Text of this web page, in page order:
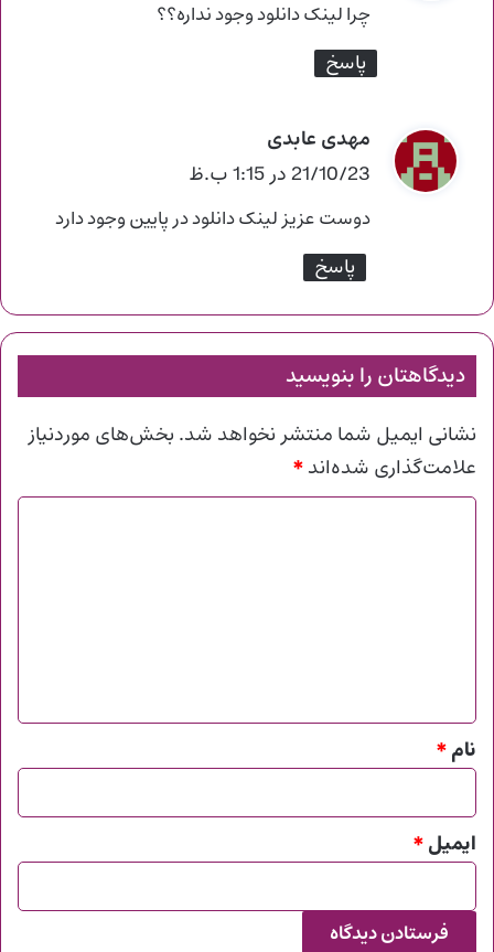
چرا لینک دانلود وجود نداره؟؟
پاسخ
مهدی عابدی
ف
ت
21/10/23 در 1:15 ب.ظ
دوست عزیز لینک دانلود در پایین وجود دارد
پاسخ
دیدگاهتان را بنویسید
نشانی ایمیل شما منتشر نخواهد شد. بخش‌های موردنیاز
علامت‌گذاری شده‌اند*
*
نام*
ایمیل*